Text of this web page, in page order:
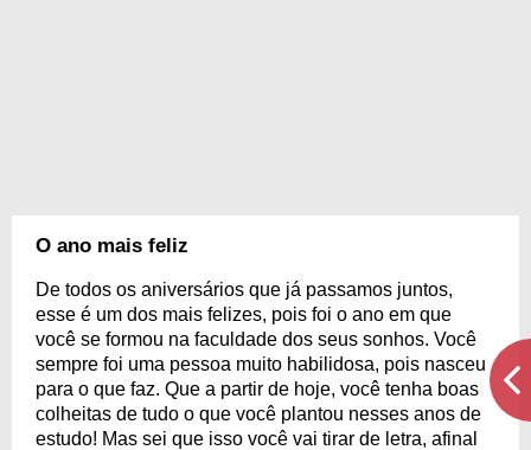
O ano mais feliz
De todos os aniversários que já passamos juntos,
esse é um dos mais felizes, pois foi o ano em que
você se formou na faculdade dos seus sonhos. Você
sempre foi uma pessoa muito habilidosa, pois nasceu
para o que faz. Que a partir de hoje, você tenha boas
colheitas de tudo o que você plantou nesses anos de
estudo! Mas sei que isso você vai tirar de letra, afinal